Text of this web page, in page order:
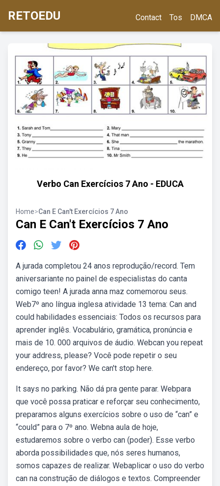
RETOEDU Contact Tos DMCA
Verbo Can Exercícios 7 Ano - EDUCA
Home>Can E Can't Exercícios 7 Ano
Can E Can't Exercícios 7 Ano
A jurada completou 24 anos reprodução/record. Tem
aniversariante no painel de especialistas do canta
comigo teen! A jurada anna maz comemorou seus.
Web7º ano língua inglesa atividade 13 tema: Can and
could habilidades essenciais: Todos os recursos para
aprender inglês. Vocabulário, gramática, pronúncia e
mais de 10. 000 arquivos de áudio. Webcan you repeat
your address, please? Você pode repetir o seu
endereço, por favor? We can't stop here.
It says no parking. Não dá pra gente parar. Webpara
que você possa praticar e reforçar seu conhecimento,
preparamos alguns exercícios sobre o uso de “can” e
“could” para o 7º ano. Webna aula de hoje,
estudaremos sobre o verbo can (poder). Esse verbo
aborda possibilidades que, nós seres humanos,
somos capazes de realizar. Webaplicar o uso do verbo
can na construção de diálogos e textos. Compreender